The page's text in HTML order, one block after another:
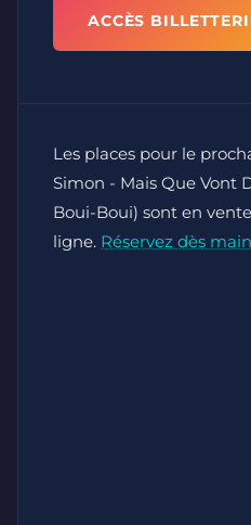
ACCÈS
Les places pour le
Simon - Mais Que Vont
Boui-Boui) sont en
ligne. Réservez dès